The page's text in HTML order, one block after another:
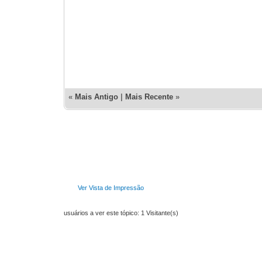
« Mais Antigo Mais Recente »
Ver Vista de Impressão
usuários a ver este tópico: 1 Visitante(s)